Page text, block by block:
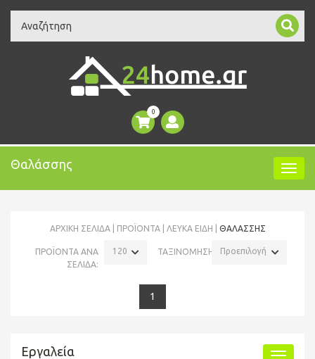
Search
0
Θαλάσσης
ΑΡΧΙΚΉ ΣΕΛΊΔΑ ΠΡΟΪΌΝΤΑ ΛΕΥΚΑ ΕΙΔΗ ΘΑΛΆΣΣΗΣ
ΠΡΟΪΟΝΤΑ ΑΝΑ
ΣΕΛΙΔΑ:
120 ΤΑΞΙΝΟΜΗΣΗ: Προεπιλογή
1
Εργαλεία